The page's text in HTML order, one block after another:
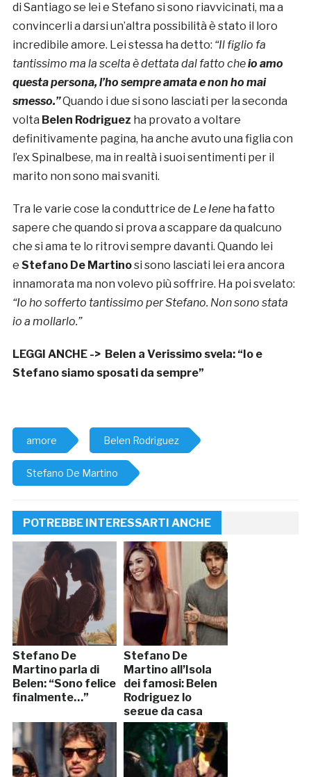
di Santiago se lei e Stefano si sono riavvicinati, ma a
convincerli a darsi un’altra possibilità è stato il loro
incredibile amore. Lei stessa ha detto: “Il figlio fa
tantissimo ma la scelta è dettata dal fatto cheio amo
questa persona, l’ho sempre amata e non ho mai
smesso.”Quando i due si sono lasciati per la seconda
volta Belen Rodriguez ha provato a voltare
definitivamente pagina, ha anche avuto una figlia con
l’ex Spinalbese, ma in realtà i suoi sentimenti per il
marito non sono mai svaniti.
Tra le varie cose la conduttrice de Le Iene ha fatto
sapere che quando si prova a scappare da qualcuno
che si ama te lo ritrovi sempre davanti. Quando lei
e Stefano De Martinosi sono lasciati lei era ancora
innamorata ma non volevo più soffrire. Ha poi svelato:
“Io ho sofferto tantissimo per Stefano. Non sono stata
io a mollarlo.”
LEGGI ANCHE -> Belen a Verissimo svela: “Io e
Stefano siamo sposati da sempre”
amore Belen Rodriguez
Stefano De Martino
POTREBBE INTERESSARTI ANCHE
Stefano De
Martino parla di
Belen: “Sono felice
finalmente…”
Stefano De
Martino all’Isola
dei famosi: Belen
Rodriguez lo
segue da casa